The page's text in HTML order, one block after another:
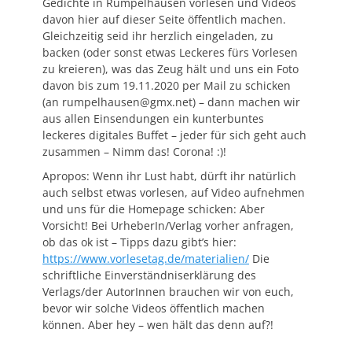
davon hier auf dieser Seite öffentlich machen.
Gleichzeitig seid ihr herzlich eingeladen, zu
backen (oder sonst etwas Leckeres fürs Vorlesen
zu kreieren), was das Zeug hält und uns ein Foto
davon bis zum 19.11.2020 per Mail zu schicken
(an rumpelhausen@gmx.net) – dann machen wir
aus allen Einsendungen ein kunterbuntes
leckeres digitales Buffet – jeder für sich geht auch
zusammen – Nimm das! Corona! :)!
Apropos: Wenn ihr Lust habt, dürft ihr natürlich
auch selbst etwas vorlesen, auf Video aufnehmen
und uns für die Homepage schicken: Aber
Vorsicht! Bei UrheberIn/Verlag vorher anfragen,
ob das ok ist – Tipps dazu gibt’s hier:
https://www.vorlesetag.de/materialien/ Die
schriftliche Einverständniserklärung des
Verlags/der AutorInnen brauchen wir von euch,
bevor wir solche Videos öffentlich machen
können. Aber hey – wen hält das denn auf?!